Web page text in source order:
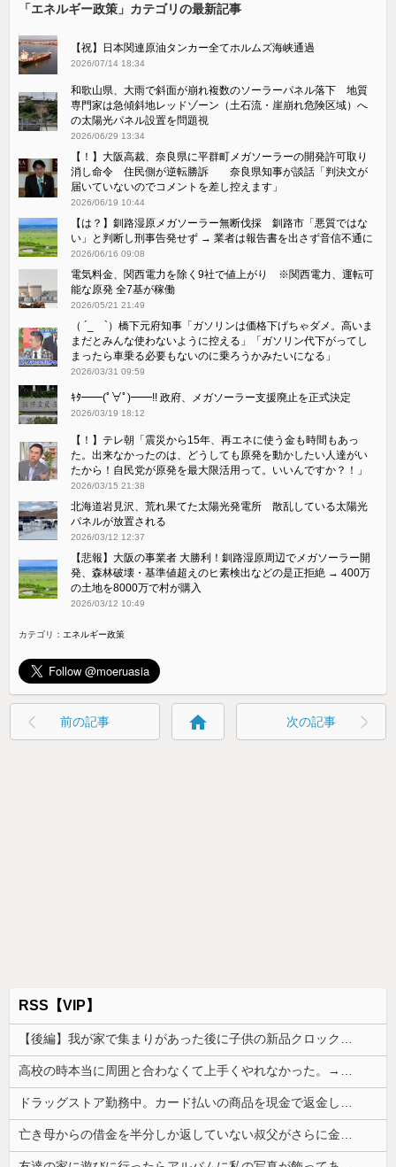
「エネルギー政策」カテゴリの最新記事
【祝】日本関連原油タンカー全てホルムズ海峡通過
2026/07/14 18:34
和歌山県、大雨で斜面が崩れ複数のソーラーパネル落下 地質
専門家は急傾斜地レッドゾーン（土石流・崖崩れ危険区域）へ
の太陽光パネル設置を問題視
2026/06/29 13:34
【！】大阪高裁、奈良県に平群町メガソーラーの開発許可取り
消し命令 住民側が逆転勝訴 奈良県知事が談話「判決文が
届いていないのでコメントを差し控えます」
2026/06/19 10:44
【は？】釧路湿原メガソーラー無断伐採 釧路市「悪質ではな
い」と判断し刑事告発せず → 業者は報告書を出さず音信不通に
2026/06/16 09:08
電気料金、関西電力を除く9社で値上がり ※関西電力、運転可
能な原発 全7基が稼働
2026/05/21 21:49
（ ´_ゝ`）橋下元府知事「ガソリンは価格下げちゃダメ。高いま
まだとみんな使わないように控える」「ガソリン代下がってし
まったら車乗る必要もないのに乗ろうかみたいになる」
2026/03/31 09:59
ｷﾀ━━(ﾟ∀ﾟ)━━!! 政府、メガソーラー支援廃止を正式決定
2026/03/19 18:12
【！】テレ朝「震災から15年、再エネに使う金も時間もあっ
た。出来なかったのは、どうしても原発を動かしたい人達がい
たから！自民党が原発を最大限活用って。いいんですか？！」
2026/03/15 21:38
北海道岩見沢、荒れ果てた太陽光発電所 散乱している太陽光
パネルが放置される
2026/03/12 12:37
【悲報】大阪の事業者 大勝利！釧路湿原周辺でメガソーラー開
発、森林破壊・基準値超えのヒ素検出などの是正拒絶 → 400万
の土地を8000万で村が購入
2026/03/12 10:49
カテゴリ： エネルギー政策
前の記事 home 次の記事
RSS【VIP】